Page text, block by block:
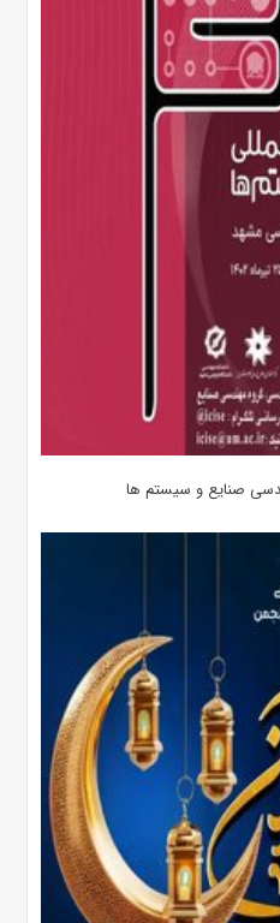
صنایع و سیستم­ ها